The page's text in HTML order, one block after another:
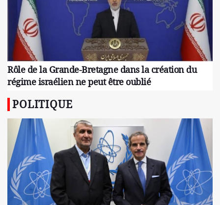
Rôle de la Grande-Bretagne dans la création du
régime israélien ne peut être oublié
POLITIQUE